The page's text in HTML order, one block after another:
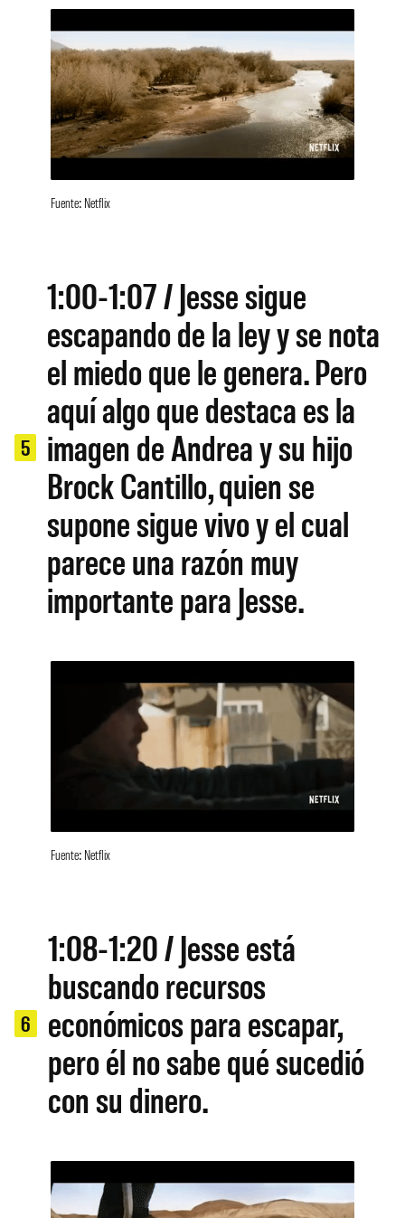
Fuente: Netflix
5
1:00-1:07 / Jesse sigue
escapando de la ley y se nota
el miedo que le genera. Pero
aquí algo que destaca es la
imagen de Andrea y su hijo
Brock Cantillo, quien se
supone sigue vivo y el cual
parece una razón muy
importante para Jesse.
Fuente: Netflix
6
1:08-1:20 / Jesse está
buscando recursos
económicos para escapar,
pero él no sabe qué sucedió
con su dinero.